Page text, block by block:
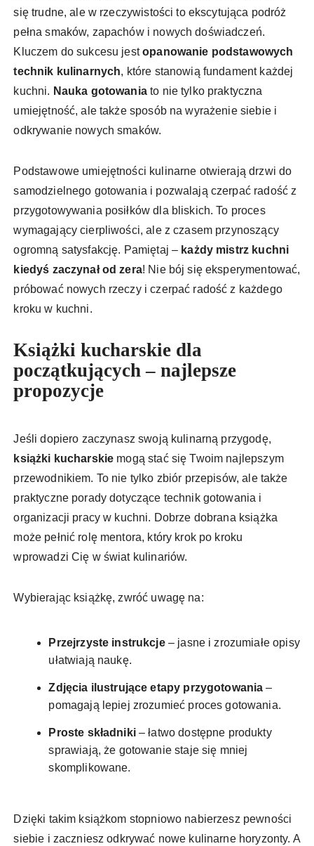
się trudne, ale w rzeczywistości to ekscytująca podróż
pełna smaków, zapachów i nowych doświadczeń.
Kluczem do sukcesu jestopanowanie podstawowych
technik kulinarnych, które stanowią fundament każdej
kuchni. Nauka gotowaniato nie tylko praktyczna
umiejętność, ale także sposób na wyrażenie siebie i
odkrywanie nowych smaków.
Podstawowe umiejętności kulinarne otwierają drzwi do
samodzielnego gotowania i pozwalają czerpać radość z
przygotowywania posiłków dla bliskich. To proces
wymagający cierpliwości, ale z czasem przynoszący
ogromną satysfakcję. Pamiętaj – każdy mistrz kuchni
kiedyś zaczynał od zera! Nie bój się eksperymentować,
próbować nowych rzeczy i czerpać radość z każdego
kroku w kuchni.
Książki kucharskie dla
początkujących – najlepsze
propozycje
Jeśli dopiero zaczynasz swoją kulinarną przygodę,
książki kucharskie mogą stać się Twoim najlepszym
przewodnikiem. To nie tylko zbiór przepisów, ale także
praktyczne porady dotyczące technik gotowania i
organizacji pracy w kuchni. Dobrze dobrana książka
może pełnić rolę mentora, który krok po kroku
wprowadzi Cię w świat kulinariów.
Wybierając książkę, zwróć uwagę na:
Przejrzyste instrukcje– jasne i zrozumiałe opisy
ułatwiają naukę.
Zdjęcia ilustrujące etapy przygotowania –
pomagają lepiej zrozumieć proces gotowania.
Proste składniki– łatwo dostępne produkty
sprawiają, że gotowanie staje się mniej
skomplikowane.
Dzięki takim książkom stopniowo nabierzesz pewności
siebie i zaczniesz odkrywać nowe kulinarne horyzonty. A